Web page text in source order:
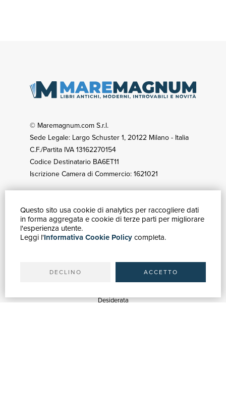
Questo sito usa cookie di analytics per raccogliere dati
in forma aggregata e cookie di terze parti per migliorare
l'esperienza utente.
Leggi l'Informativa Cookie Policycompleta.
DECLINO ACCETTO
© Maremagnum.com S.r.l.
Sede Legale: Largo Schuster 1, 20122 Milano - Italia
C.F./Partita IVA 13162270154
Codice Destinatario BA6ET11
Iscrizione Camera di Commercio: 1621021
GUIDA ACQUISTI
Ricerca avanzata
Spedizioni
Desiderata